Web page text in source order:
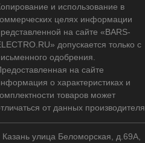
и использование в
целях информации
на сайте «BARS-
допускается только с
одобрения.
на сайте
о характеристиках и
товаров может
от данных производителя
Казань улица Беломорская, д.69А,